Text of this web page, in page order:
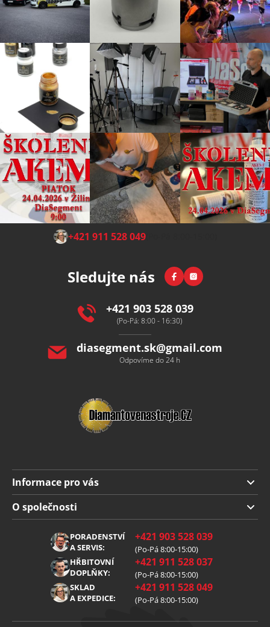
Z +421 911 528 049(Po-Pá 8:00-15:00)
Sledujte nás FacebookInstagram
+421 903 528 039
(Po-Pá: 8:00 - 16:30)
diasegment.sk@gmail.com
Odpovíme do 24 h
Informace pro vás
Doprava a platba
Obchodní podmínky
Reklamace
Zpracování osobních údajů
O společnosti
PORADENSTVÍ
A SERVIS:
+421 903 528 039
(Po-Pá 8:00-15:00)
HŘBITOVNÍ
DOPLŇKY:
+421 911 528 037
(Po-Pá 8:00-15:00)
SKLAD
A EXPEDICE:
+421 911 528 049
(Po-Pá 8:00-15:00)